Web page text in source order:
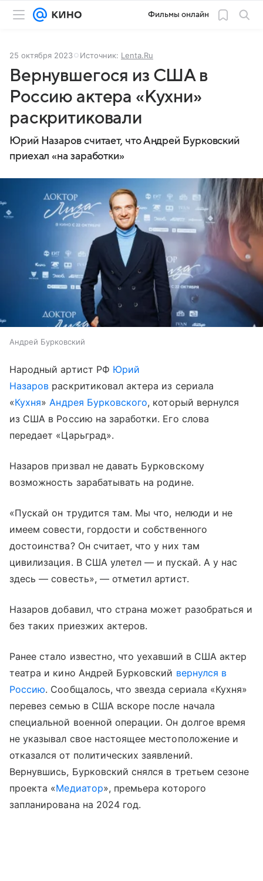
Фильмы онлайн
25 октября 2023 Источник: Lenta.Ru
Вернувшегося из США в
Россию актера «Кухни»
раскритиковали
Юрий Назаров считает, что Андрей Бурковский
приехал «на заработки»
Андрей Бурковский
Народный артист РФ Юрий
Назаров раскритиковал актера из сериала
«Кухня» Андрея Бурковского, который вернулся
из США в Россию на заработки. Его слова
передает «Царьград».
Назаров призвал не давать Бурковскому
возможность зарабатывать на родине.
«Пускай он трудится там. Мы что, нелюди и не
имеем совести, гордости и собственного
достоинства? Он считает, что у них там
цивилизация. В США улетел — и пускай. А у нас
здесь — совесть», — отметил артист.
Назаров добавил, что страна может разобраться и
без таких приезжих актеров.
Ранее стало известно, что уехавший в США актер
театра и кино Андрей Бурковский вернулся в
Россию. Сообщалось, что звезда сериала «Кухня»
перевез семью в США вскоре после начала
специальной военной операции. Он долгое время
не указывал свое настоящее местоположение и
отказался от политических заявлений.
Вернувшись, Бурковский снялся в третьем сезоне
проекта «Медиатор», премьера которого
запланирована на 2024 год.